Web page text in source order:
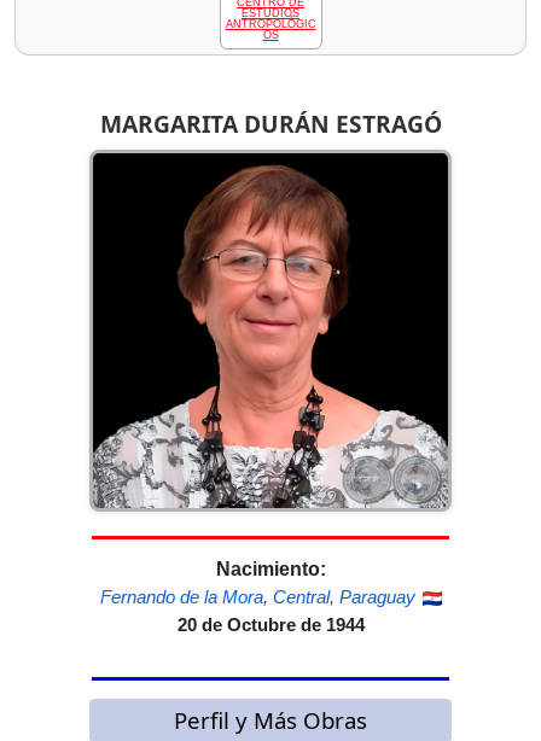
MARGARITA DURÁN ESTRAGÓ
Nacimiento:
Fernando de la Mora, Central, Paraguay
20 de Octubre de 1944
Perfil y Más Obras
CENTRO DE
ESTUDIOS
ANTROPOLÓGIC
OS